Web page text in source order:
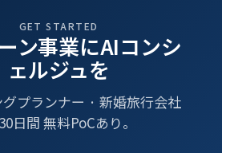
GET STARTED
ン事業にAIコンシ
ェルジュを
プランナー · 新婚旅行会社
日間 無料PoCあり。